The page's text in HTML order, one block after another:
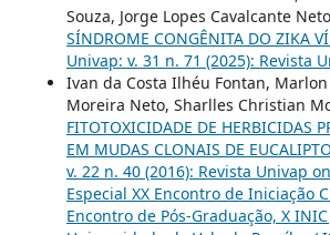
Souza, Jorge Lopes Cavalcante
SÍNDROME CONGÊNITA DO ZIKA
Univap: v. 31 n. 71 (2025): Revista
Ivan da Costa Ilhéu Fontan,
Moreira Neto, Sharlles Christian
FITOTOXICIDADE DE HERBICIDAS
EM MUDAS CLONAIS DE EUCALIPTO
v. 22 n. 40 (2016): Revista Univap
Especial XX Encontro de Iniciação
Encontro de Pós-Graduação, X